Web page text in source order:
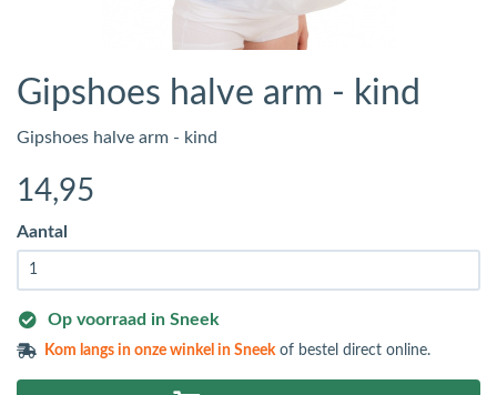
Gipshoes halve arm - kind
Gipshoes halve arm - kind
14,95
Aantal
Op voorraad in Sneek
Kom langs inonze winkel in Sneekof bestel direct online.